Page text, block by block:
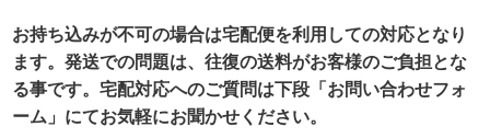
お持ち込みが不可の場合は宅配便を利用しての対応となり
ます。発送での問題は、往復の送料がお客様のご負担とな
る事です。宅配対応へのご質問は下段「お問い合わせフォ
ーム」 にてお気軽にお聞かせください。